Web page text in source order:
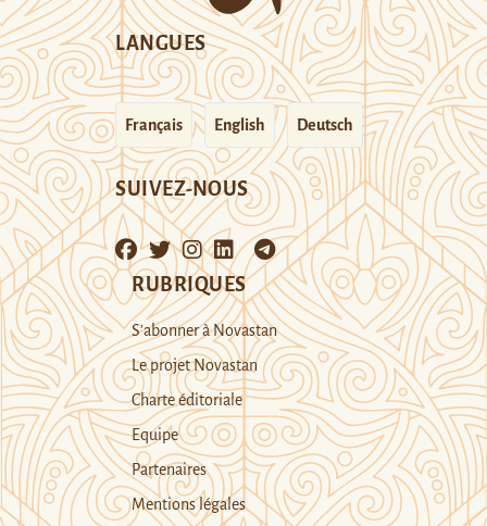
LANGUES
Français English Deutsch
SUIVEZ-NOUS
RUBRIQUES
S’abonner à Novastan
Le projet Novastan
Charte éditoriale
Equipe
Partenaires
Mentions légales